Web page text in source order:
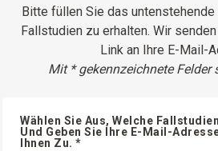
Bitte füllen Sie das untenstehende
Fallstudien zu erhalten. Wir
Link an Ihre E-Mail-
Mit * gekennzeichnete Felder
Wählen Sie Aus, Welche
Und Geben Sie Ihre E-Mail-
Ihnen Zu. *